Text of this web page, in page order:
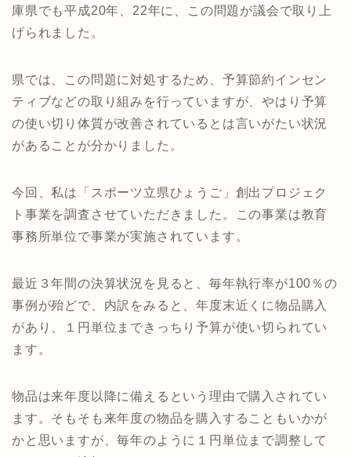
庫県でも平成20年、22年に、この問題が議会で取り上
げられました。
県では、この問題に対処するため、予算節約インセン
ティブなどの取り組みを行っていますが、やはり予算
の使い切り体質が改善されているとは言いがたい状況
があることが分かりました。
今回、私は「スポーツ立県ひょうご」創出プロジェク
ト事業を調査させていただきました。この事業は教育
事務所単位で事業が実施されています。
最近３年間の決算状況を見ると、毎年執行率が100％の
事例が殆どで、内訳をみると、年度末近くに物品購入
があり、１円単位まできっちり予算が使い切られてい
ます。
物品は来年度以降に備えるという理由で購入されてい
ます。そもそも来年度の物品を購入することもいかが
かと思いますが、毎年のように１円単位まで調整して